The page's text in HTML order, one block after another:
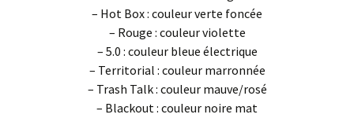
– Hot Box : couleur verte foncée
– Rouge : couleur violette
– 5.0 : couleur bleue électrique
– Territorial : couleur marronnée
– Trash Talk : couleur mauve/rosé
– Blackout : couleur noire mat